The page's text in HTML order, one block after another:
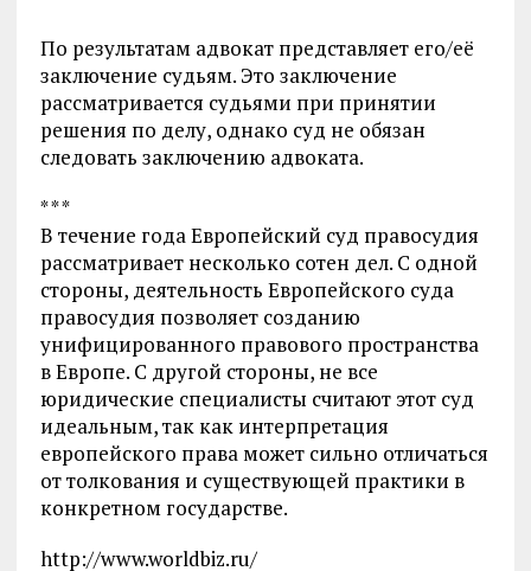
По результатам адвокат представляет его/её
заключение судьям. Это заключение
рассматривается судьями при принятии
решения по делу, однако суд не обязан
следовать заключению адвоката.
* * *
В течение года Европейский суд правосудия
рассматривает несколько сотен дел. С одной
стороны, деятельность Европейского суда
правосудия позволяет созданию
унифицированного правового пространства
в Европе. С другой стороны, не все
юридические специалисты считают этот суд
идеальным, так как интерпретация
европейского права может сильно отличаться
от толкования и существующей практики в
конкретном государстве.
http://www.worldbiz.ru/